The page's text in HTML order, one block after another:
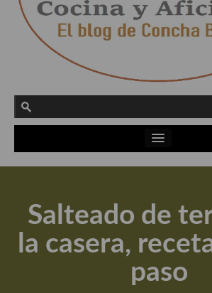
Actualidad y recomendaciones
Apuntes, estudios sobre temas
Aceite de Oliva Virgen Extra (AOVE)
Recetas maridadas con los mejores AOVES
Salteado de
la casera,
paso